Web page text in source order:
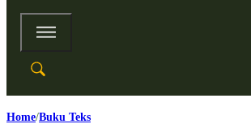
Home Buku Teks